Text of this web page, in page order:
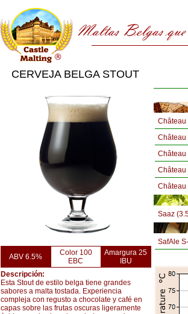
CERVEJA BELGA STOUT
ABV 6.5%
Color 100
EBC
Amargura 25
IBU
Descripción:
Esta Stout de estilo belga tiene grandes
sabores a malta tostada. Experiencia
compleja con regusto a chocolate y café en
capas sobre las frutas oscuras ligeramente
Château
Château
Château
Saaz
SafAle